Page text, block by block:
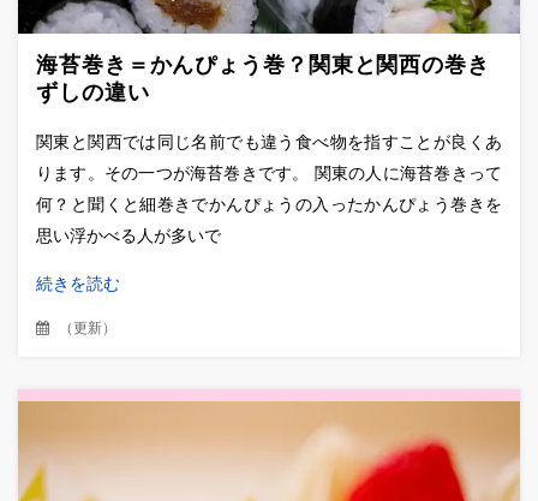
海苔巻き＝かんぴょう巻？関東と関西の巻き
ずしの違い
関東と関西では同じ名前でも違う食べ物を指すことが良くあ
ります。その一つが海苔巻きです。 関東の人に海苔巻きって
何？と聞くと細巻きでかんぴょうの入ったかんぴょう巻きを
思い浮かべる人が多いで
続きを読む
（更新）